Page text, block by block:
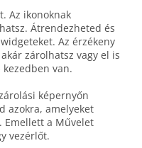
Az ikonoknak
Átrendezheted és
Az érzékeny
zárolhatsz vagy el is
van.
képernyőn
azokra, amelyeket
Emellett a Művelet
vezérlőt.